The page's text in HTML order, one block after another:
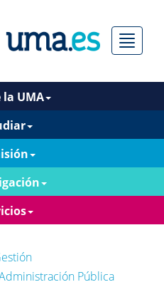
Menú
la UMA
Pública